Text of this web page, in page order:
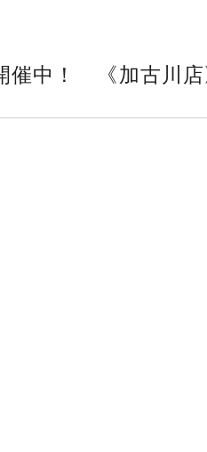
催中！ 《加古川